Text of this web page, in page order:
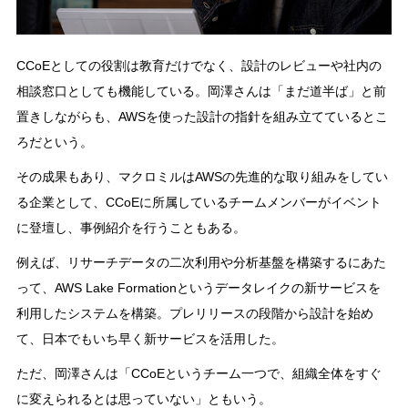
CCoEとしての役割は教育だけでなく、設計のレビューや社内の
相談窓口としても機能している。岡澤さんは「まだ道半ば」と前
置きしながらも、AWSを使った設計の指針を組み立てているとこ
ろだという。
その成果もあり、マクロミルはAWSの先進的な取り組みをしてい
る企業として、CCoEに所属しているチームメンバーがイベント
に登壇し、事例紹介を行うこともある。
例えば、リサーチデータの二次利用や分析基盤を構築するにあた
って、AWS Lake Formationというデータレイクの新サービスを
利用したシステムを構築。プレリリースの段階から設計を始め
て、日本でもいち早く新サービスを活用した。
ただ、岡澤さんは「CCoEというチーム一つで、組織全体をすぐ
に変えられるとは思っていない」ともいう。